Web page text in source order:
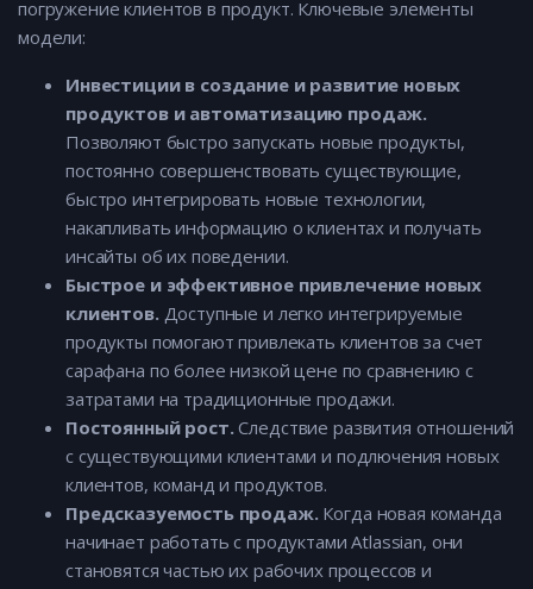
погружение клиентов в продукт. Ключевые элементы
модели:
Инвестиции в создание и развитие новых
продуктов и автоматизацию продаж.
Позволяют быстро запускать новые продукты,
постоянно совершенствовать существующие,
быстро интегрировать новые технологии,
накапливать информацию о клиентах и получать
инсайты об их поведении.
Быстрое и эффективное привлечение новых
клиентов. Доступные и легко интегрируемые
продукты помогают привлекать клиентов за счет
сарафана по более низкой цене по сравнению с
затратами на традиционные продажи.
Постоянный рост. Следствие развития отношений
с существующими клиентами и подлючения новых
клиентов, команд и продуктов.
Предсказуемость продаж. Когда новая команда
начинает работать с продуктами Atlassian, они
становятся частью их рабочих процессов и